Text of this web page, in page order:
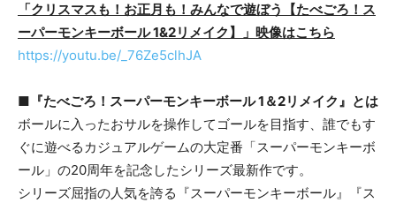
「クリスマスも！お正月も！みんなで遊ぼう【たべごろ！ス
ーパーモンキーボール 1&2リメイク】」映像はこちら
https://youtu.be/_76Ze5clhJA
■『たべごろ！スーパーモンキーボール 1＆2リメイク』とは
ボールに入ったおサルを操作してゴールを目指す、誰でもす
ぐに遊べるカジュアルゲームの大定番「スーパーモンキーボ
ール」の20周年を記念したシリーズ最新作です。
シリーズ屈指の人気を誇る『スーパーモンキーボール』『ス